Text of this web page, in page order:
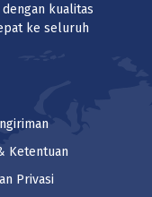
kualitas
ke seluruh
Ketentuan
Privasi